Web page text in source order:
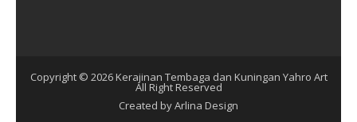
Copyright © 2026Kerajinan Tembaga dan Kuningan Yahro Art
All Right Reserved
Created byArlina Design